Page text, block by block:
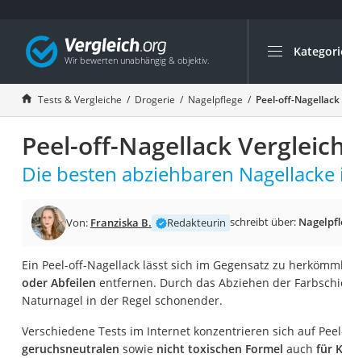
Die
Drogerie
Inhalator
Haarschneider
Rollator
Braun Rasierer
Katzenklappe
Masturbator
Tests & Vergleiche Drogerie Nagelpflege Peel-off-
Peel-off-Nagellack
Die besten abziehbaren Nagellacke
Von: Franziska B. Redakteurin schreibt über:
Ein Peel-off-Nagellack lässt sich im Gegensatz zu
oder Abfeilen entfernen. Durch das Abziehen der
Naturnagel in der Regel schonender.
Verschiedene Tests im Internet konzentrieren sich auf
geruchsneutralen sowie nicht toxischen Formel auch für